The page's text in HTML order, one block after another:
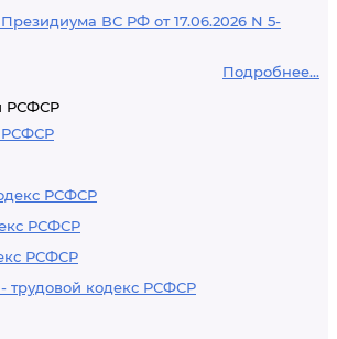
ВС РФ от 17.06.2026 N 5-
Подробнее...
РСФСР
РСФСР
РСФСР
РСФСР
РСФСР
трудовой кодекс РСФСР